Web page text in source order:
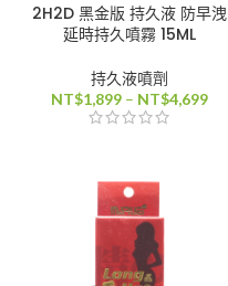
2H2D 黑金版 持久液 防早洩
延時持久噴霧 15ML
持久液噴劑
NT$1,899 – NT$4,699價